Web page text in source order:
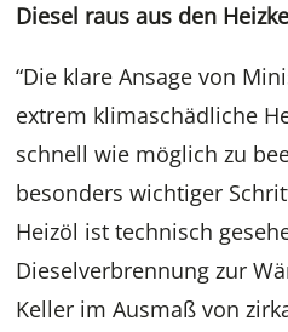
Diesel raus aus den
“Die klare Ansage von
extrem klimaschädliche
schnell wie möglich zu
besonders wichtiger
Heizöl ist technisch
Dieselverbrennung zur
Keller im Ausmaß von